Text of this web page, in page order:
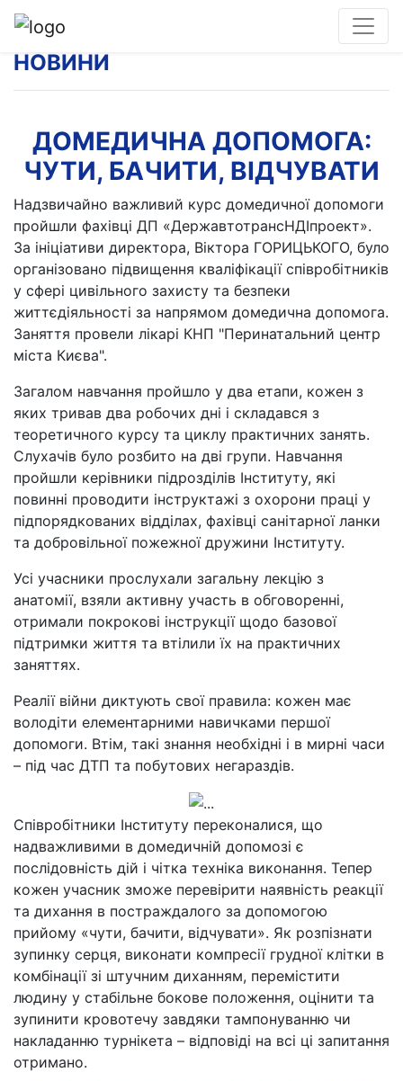
НОВИНИ
ДОМЕДИЧНА ДОПОМОГА:
ЧУТИ, БАЧИТИ, ВІДЧУВАТИ
Надзвичайно важливий курс домедичної допомоги
пройшли фахівці ДП «ДержавтотрансНДІпроект».
За ініціативи директора, Віктора ГОРИЦЬКОГО, було
організовано підвищення кваліфікації співробітників
у сфері цивільного захисту та безпеки
життєдіяльності за напрямом домедична допомога.
Заняття провели лікарі КНП "Перинатальний центр
міста Києва".
Загалом навчання пройшло у два етапи, кожен з
яких тривав два робочих дні і складався з
теоретичного курсу та циклу практичних занять.
Слухачів було розбито на дві групи. Навчання
пройшли керівники підрозділів Інституту, які
повинні проводити інструктажі з охорони праці у
підпорядкованих відділах, фахівці санітарної ланки
та добровільної пожежної дружини Інституту.
Усі учасники прослухали загальну лекцію з
анатомії, взяли активну участь в обговоренні,
отримали покрокові інструкції щодо базової
підтримки життя та втілили їх на практичних
заняттях.
Реалії війни диктують свої правила: кожен має
володіти елементарними навичками першої
допомоги. Втім, такі знання необхідні і в мирні часи
– під час ДТП та побутових негараздів.
Співробітники Інституту переконалися, що
надважливими в домедичній допомозі є
послідовність дій і чітка техніка виконання. Тепер
кожен учасник зможе перевірити наявність реакції
та дихання в постраждалого за допомогою
прийому «чути, бачити, відчувати». Як розпізнати
зупинку серця, виконати компресії грудної клітки в
комбінації зі штучним диханням, перемістити
людину у стабільне бокове положення, оцінити та
зупинити кровотечу завдяки тампонуванню чи
накладанню турнікета – відповіді на всі ці запитання
отримано.